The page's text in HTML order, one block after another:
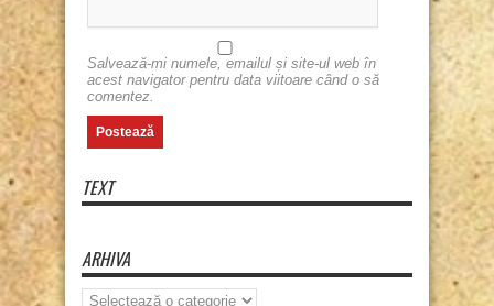
Salvează-mi numele, emailul și site-ul web în
acest navigator pentru data viitoare când o să
comentez.
TEXT
ARHIVA
Arhiva